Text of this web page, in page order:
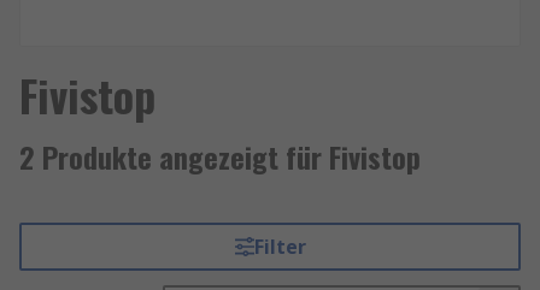
Fivistop
2 Produkte angezeigt für Fivistop
Filter